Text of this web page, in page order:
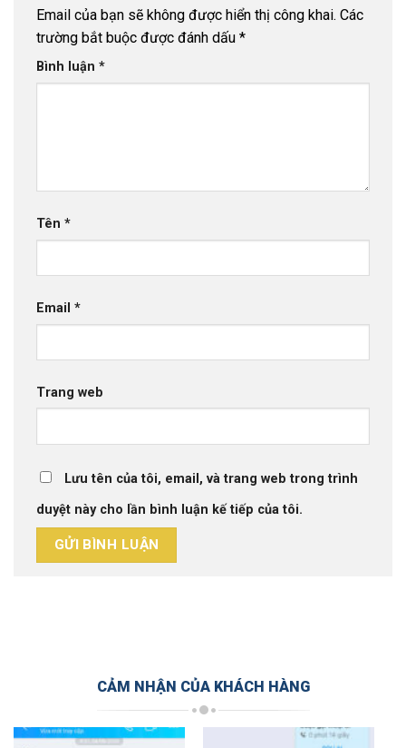
Email của bạn sẽ không được hiển thị công khai. Các
trường bắt buộc được đánh dấu *
Bình luận *
Tên *
Email *
Trang web
Lưu tên của tôi, email, và trang web trong trình
duyệt này cho lần bình luận kế tiếp của tôi.
CẢM NHẬN CỦA KHÁCH HÀNG